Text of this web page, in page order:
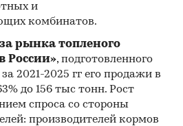
и
комбинатов.
рынка топленого
России», подготовленного
2021-2025 гг его продажи в
до 156 тыс тонн. Рост
спроса со стороны
производителей кормов